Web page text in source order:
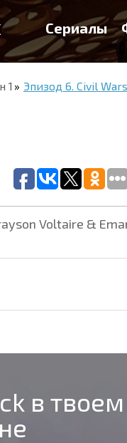
Сериалы
1 Эпизод 6. Civil Wars
Voltaire &
в твоем